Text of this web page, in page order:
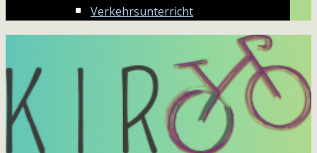
Verkehrsunterricht